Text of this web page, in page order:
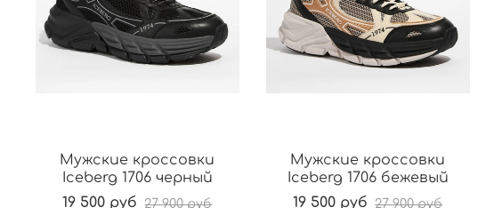
Мужские кроссовки
Iceberg 1706 черный
19 500 руб 27 900 руб
Мужские кроссовки
Iceberg 1706 бежевый
19 500 руб 27 900 руб